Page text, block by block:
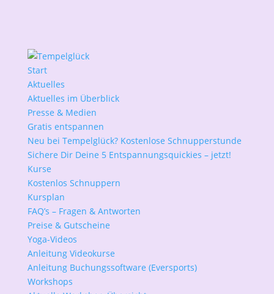
Start
Aktuelles
Aktuelles im Überblick
Presse & Medien
Gratis entspannen
Neu bei Tempelglück? Kostenlose Schnupperstunde
Sichere Dir Deine 5 Entspannungsquickies – jetzt!
Kurse
Kostenlos Schnuppern
Kursplan
FAQ’s – Fragen & Antworten
Preise & Gutscheine
Yoga-Videos
Anleitung Videokurse
Anleitung Buchungssoftware (Eversports)
Workshops